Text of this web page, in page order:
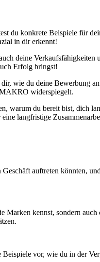
du konkrete Beispiele für
in dir erkennt!
deine
Erfolg bringst!
wie du deine Bewerbung
widerspiegelt.
warum du bereit bist, dich
langfristige
auftreten könnten,
kennst, sondern auch
vor, wie du in der